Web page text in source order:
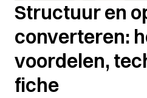
Structuur en
converteren:
voordelen,
fiche